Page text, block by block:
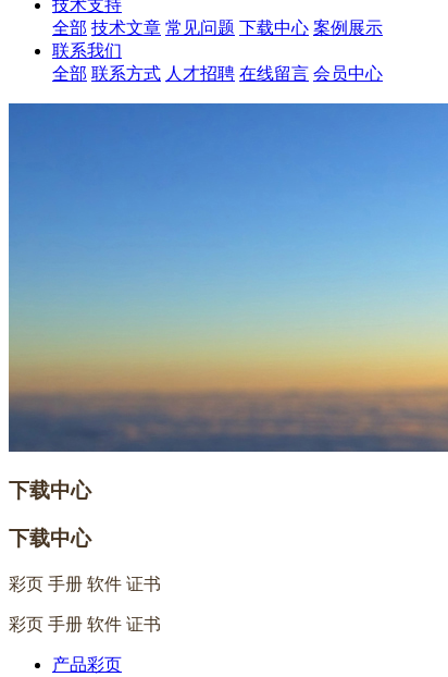
技术支持
全部 技术文章 常见问题 下载中心 案例展示
联系我们
全部 联系方式 人才招聘 在线留言 会员中心
下载中心
下载中心
彩页 手册 软件 证书
彩页 手册 软件 证书
产品彩页